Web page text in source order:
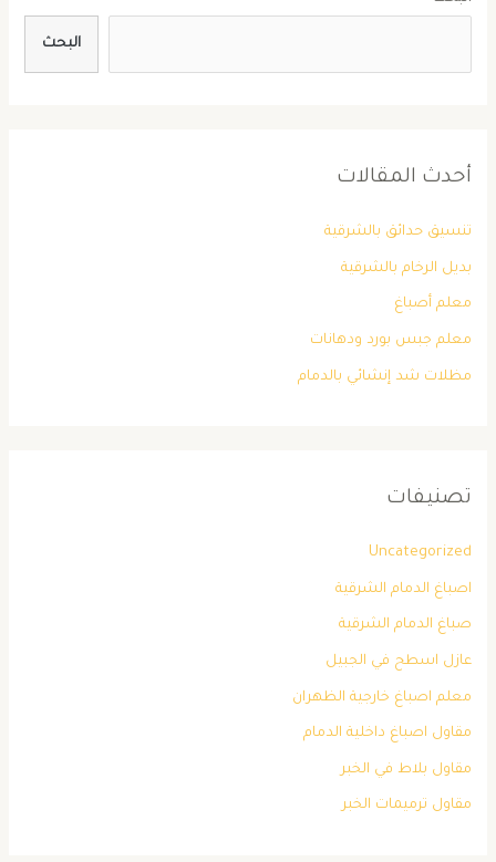
البحث
أحدث المقالات
تنسيق حدائق بالشرقية
بديل الرخام بالشرقية
معلم أصباغ
معلم جبس بورد ودهانات
مظلات شد إنشائي بالدمام
تصنيفات
Uncategorized
اصباغ الدمام الشرقية
صباغ الدمام الشرقية
عازل اسطح في الجبيل
معلم اصباغ خارجية الظهران
مقاول اصباغ داخلية الدمام
مقاول بلاط في الخبر
مقاول ترميمات الخبر